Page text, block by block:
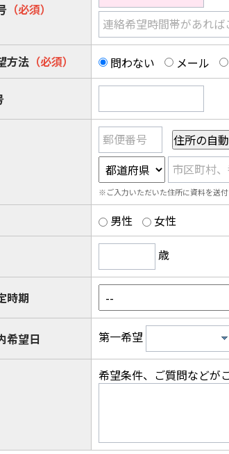
（必須）
連絡希望時間帯があれ
方法 （必須） 問わない メール
郵便番号
市区町村
※ご入力いただいた住所に資料を送付
男性 女性
歳
時期
希望日 第一希望
希望条件、ご質問などが